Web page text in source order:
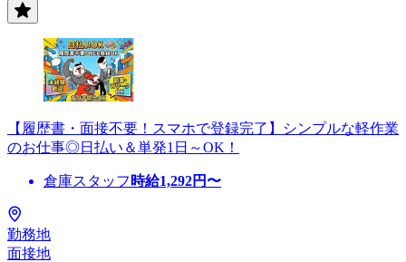
【履歴書・面接不要！スマホで登録完了】シンプルな軽作業
のお仕事◎日払い＆単発1日～OK！
倉庫スタッフ 時給1,292円〜
勤務地
面接地